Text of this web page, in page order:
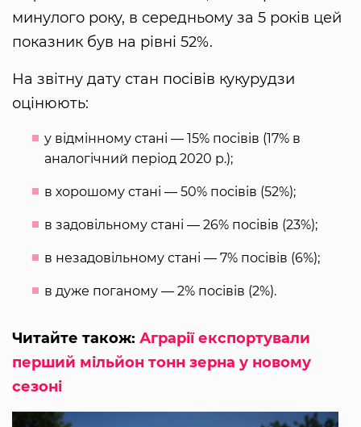
минулого року, в середньому за 5 років цей
показник був на рівні 52%.
На звітну дату стан посівів кукурудзи
оцінюють:
у відмінному стані — 15% посівів (17% в
аналогічний період 2020 р.);
в хорошому стані — 50% посівів (52%);
в задовільному стані — 26% посівів (23%);
в незадовільному стані — 7% посівів (6%);
в дуже поганому — 2% посівів (2%).
Читайте також: Аграрії експортували
перший мільйон тонн зерна у новому
сезоні